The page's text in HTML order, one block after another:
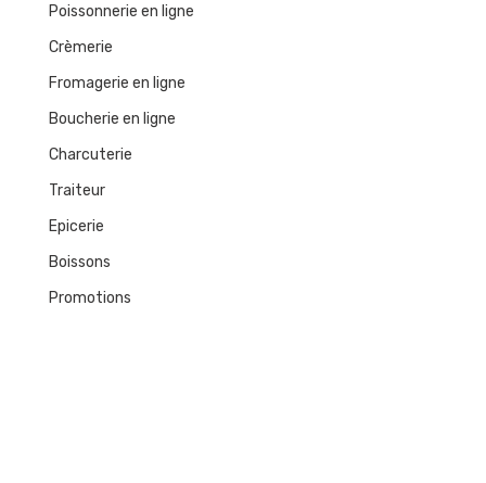
Poissonnerie en ligne
Crèmerie
Fromagerie en ligne
Boucherie en ligne
Charcuterie
Traiteur
Epicerie
Boissons
Promotions